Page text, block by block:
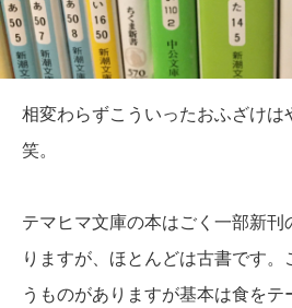
相変わらずこういったおふざけは
笑。
テマヒマ文庫の本はごく一部新刊
りますが、ほとんどは古書です。
うものがありますが基本は食をテ